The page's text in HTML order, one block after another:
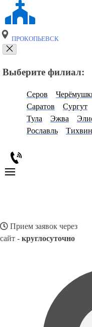
ПРОКОПЬЕВСК
Выберите филиал:
Серов
Саратов
Сургут
Тула
Эжва
Рославль
Тихвин
Прием заявок через
сайт - круглосуточно